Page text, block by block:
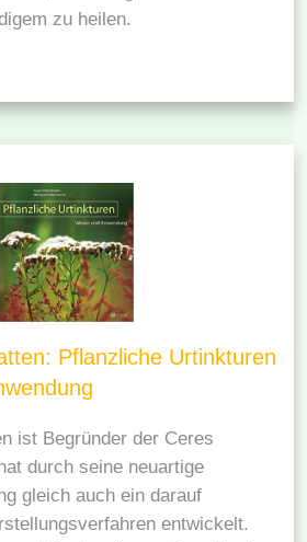
zu heilen.
Pflanzliche Urtinkturen
ist Begründer der Ceres
durch seine neuartige
gleich auch ein darauf
entwickelt.